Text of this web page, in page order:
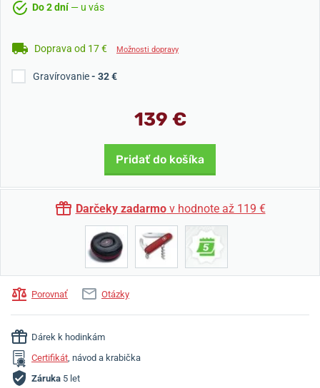
Do 2 dní— u vás
Doprava od 17 € Možnosti dopravy
Gravírovanie- 32 €
139 €
Pridať do košíka
Darčeky zadarmov hodnote až 119 €
Porovnať Otázky
Dárek k hodinkám
Certifikát, návod a krabička
Záruka 5 let